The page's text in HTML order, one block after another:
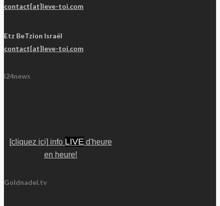
contact[at]leve-toi.com
Etz BeTzion Israël
contact[at]leve-toi.com
i24news
[cliquez ici] info LIVE d'heure
en heure!
Goldnadel.tv